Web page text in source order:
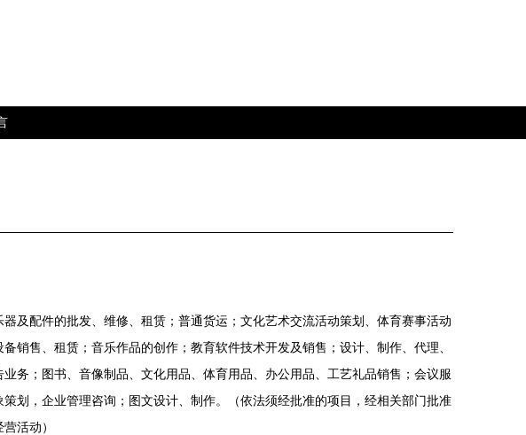
器及配件的批发、维修、租赁；普通货运；文化艺术交流活动策划、体育赛事活动
销售、租赁；音乐作品的创作；教育软件技术开发及销售；设计、制作、代理、
业务；图书、音像制品、文化用品、体育用品、办公用品、工艺礼品销售；会议服
策划，企业管理咨询；图文设计、制作。（依法须经批准的项目，经相关部门批准
活动）